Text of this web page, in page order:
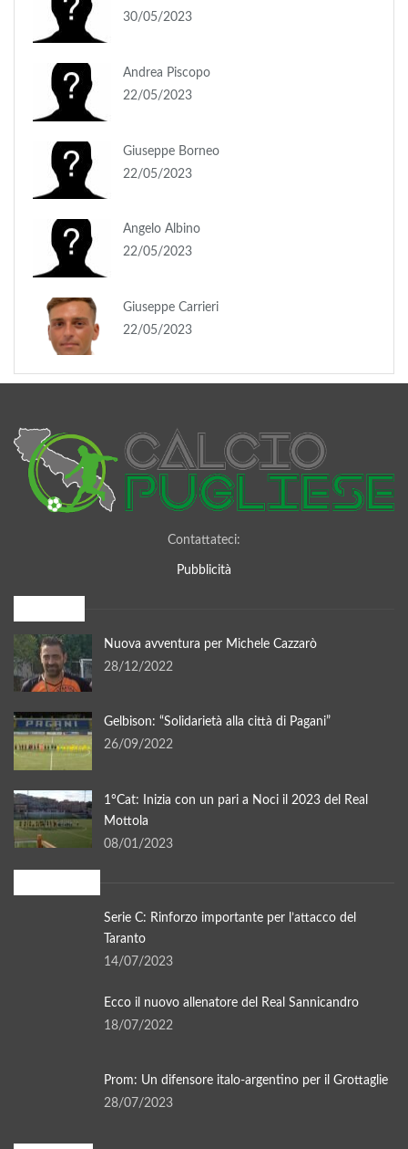
30/05/2023
Andrea Piscopo
22/05/2023
Giuseppe Borneo
22/05/2023
Angelo Albino
22/05/2023
Giuseppe Carrieri
22/05/2023
Contattateci:
Pubblicità
Nuova avventura per Michele Cazzarò
28/12/2022
Gelbison: “Solidarietà alla città di Pagani”
26/09/2022
1°Cat: Inizia con un pari a Noci il 2023 del Real
Mottola
08/01/2023
Serie C: Rinforzo importante per l’attacco del
Taranto
14/07/2023
Ecco il nuovo allenatore del Real Sannicandro
18/07/2022
Prom: Un difensore italo-argentino per il Grottaglie
28/07/2023